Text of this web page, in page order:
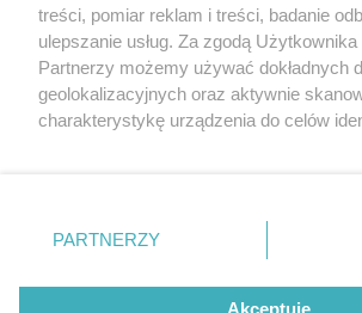
Nie zapomnij
zapoznać się z:
polityką prywatności regulamin
Twojemiasto
Piekary Śląskie
Chorzów
Tarnowskie Góry
Gliwice
Kontakt
Wydawca
Redakcja
treści, pomiar reklam i treści, badanie
ulepszanie usług. Za zgodą
Partnerzy możemy używać dokładnych
geolokalizacyjnych oraz aktywnie
charakterystykę urządzenia do celów
zmienić/wycofać klikając przycisk
znajdujący się w lewym dolnym rogu
rodzaje przetwarzania danych nie
użytkownika, ale masz prawo sprzeciwić
PARTNERZY
Akceptuję